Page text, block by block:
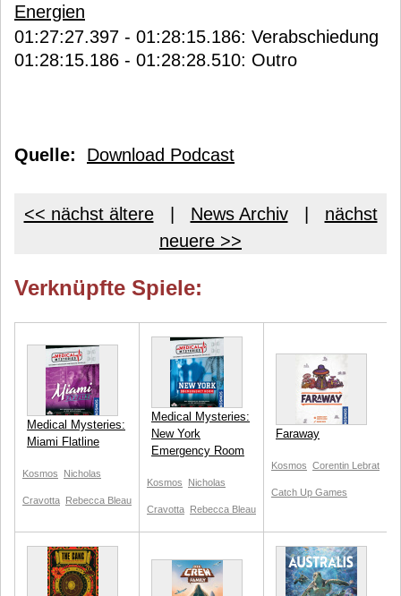
Energien
01:27:27.397 - 01:28:15.186: Verabschiedung
01:28:15.186 - 01:28:28.510: Outro
Quelle: Download Podcast
<< nächst ältere| News Archiv| nächst
neuere >>
Verknüpfte Spiele:
Medical Mysteries:
Miami Flatline
Kosmos Nicholas
Cravotta Rebecca Bleau
Medical Mysteries:
New York
Emergency Room
Kosmos Nicholas
Cravotta Rebecca Bleau
Faraway
Kosmos Corentin Lebrat
Catch Up Games